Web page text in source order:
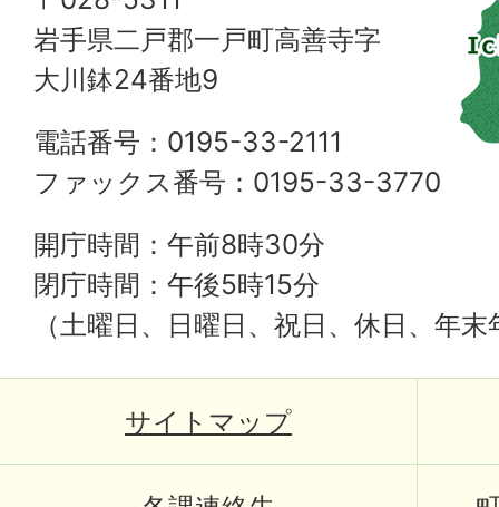
岩手県二戸郡一戸町高善寺字
大川鉢24番地9
電話番号：0195-33-2111
ファックス番号：0195-33-3770
開庁時間：午前8時30分
閉庁時間：午後5時15分
（土曜日、日曜日、祝日、休日、年
サイトマップ